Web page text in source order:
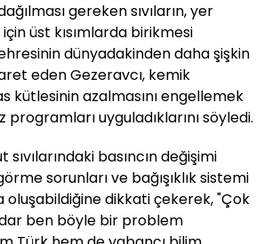
gereken sıvıların, yer
üst kısımlarda birikmesi
dünyadakinden daha şişkin
eden Gezeravcı, kemik
kütlesinin azalmasını engellemek
programları uyguladıklarını söyledi.
sıvılarındaki basıncın değişimi
sorunları ve bağışıklık sistemi
oluşabildiğine dikkati çekerek, "Çok
ben böyle bir problem